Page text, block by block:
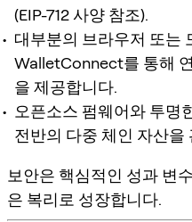
(EIP-712 사양 참조).
대부분의 브라우저 또는
WalletConnect를 통해
을 제공합니다.
오픈소스 펌웨어와 투명
전반의 다중 체인 자산을
보안은 핵심적인 성과 변
은 복리로 성장합니다.